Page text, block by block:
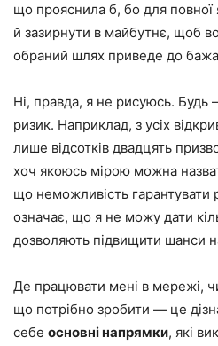
що прояснила б, бо для повної
й зазирнути в майбутнє, щоб
обраний шлях приведе до
Ні, правда, я не рисуюсь.
ризик. Наприклад, з усіх
лише відсотків двадцять
хоч якоюсь мірою можна
що неможливість гарантувати
означає, що я не можу дати
дозволяють підвищити шанси
Де працювати мені в мережі,
що потрібно зробити — це
себе основні напрямки, які